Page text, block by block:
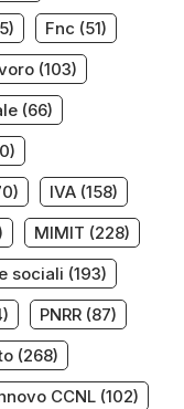
Fnc (51)
(103)
(66)
IVA (158)
MIMIT (228)
sociali (193)
PNRR (87)
(268)
CCNL (102)